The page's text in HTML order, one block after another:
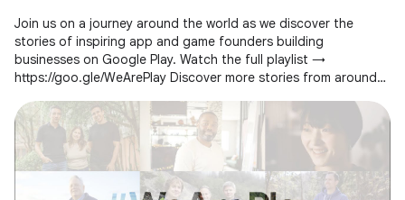
Join us on a journey around the world as we discover the
stories of inspiring app and game founders building
businesses on Google Play. Watch the full playlist →
https://goo.gle/WeArePlay Discover more stories from around